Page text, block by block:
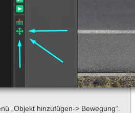
„Objekt hinzufügen-> Bewegung“.